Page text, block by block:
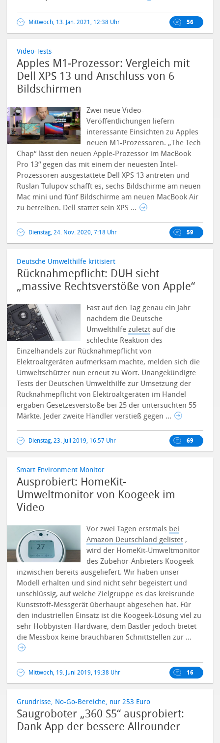
Mittwoch, 13. Jan. 2021, 12:38 Uhr 56
Video-Tests
Apples M1-Prozessor: Vergleich mit
Dell XPS 13 und Anschluss von 6
Bildschirmen
Zwei neue Video-
Veröffentlichungen liefern
interessante Einsichten zu Apples
neuen M1-Prozessoren. „The Tech
Chap“ lässt den neuen Apple-Prozessor im MacBook
Pro 13“ gegen das mit einem der neuesten Intel-
Prozessoren ausgestattete Dell XPS 13 antreten und
Ruslan Tulupov schafft es, sechs Bildschirme am neuen
Mac mini und fünf Bildschirme am neuen MacBook Air
zu betreiben. Dell stattet sein XPS ...
Dienstag, 24. Nov. 2020, 7:18 Uhr 59
Deutsche Umwelthilfe kritisiert
Rücknahmepflicht: DUH sieht
„massive Rechtsverstöße von Apple“
Fast auf den Tag genau ein Jahr
nachdem die Deutsche
Umwelthilfezuletzt auf die
schlechte Reaktion des
Einzelhandels zur Rücknahmepflicht von
Elektroaltgeräten aufmerksam machte, melden sich die
Umweltschützer nun erneut zu Wort. Unangekündigte
Tests der Deutschen Umwelthilfe zur Umsetzung der
Rücknahmepflicht von Elektroaltgeräten im Handel
ergaben Gesetzesverstöße bei 25 der untersuchten 55
Märkte. Jeder zweite Händler verstieß gegen ...
Dienstag, 23. Juli 2019, 16:57 Uhr 69
Smart Environment Monitor
Ausprobiert: HomeKit-
Umweltmonitor von Koogeek im
Video
Vor zwei Tagen erstmals bei
Amazon Deutschland gelistet ,
wird der HomeKit-Umweltmonitor
des Zubehör-Anbieters Koogeek
inzwischen bereits ausgeliefert. Wir haben unser
Modell erhalten und sind nicht sehr begeistert und
unschlüssig, auf welche Zielgruppe es das kreisrunde
Kunststoff-Messgerät überhaupt abgesehen hat. Für
den industriellen Einsatz ist die Koogeek-Lösung viel zu
sehr Hobbyisten-Hardware, dem Bastler jedoch bietet
die Messbox keine brauchbaren Schnittstellen zur ...
Mittwoch, 19. Juni 2019, 19:38 Uhr 16
Grundrisse, No-Go-Bereiche, nur 253 Euro
Saugroboter „360 S5“ ausprobiert:
Dank App der bessere Allrounder